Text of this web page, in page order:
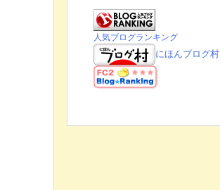
人気ブログランキング
にほんブログ村